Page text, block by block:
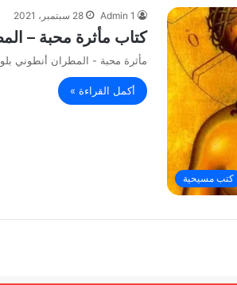
كتب مسيحية
Admin 1 28 سبتمبر، 2021
كتاب مأثرة محبة –
مأثرة محبة - المطران أنطوني
أكمل القراءة »